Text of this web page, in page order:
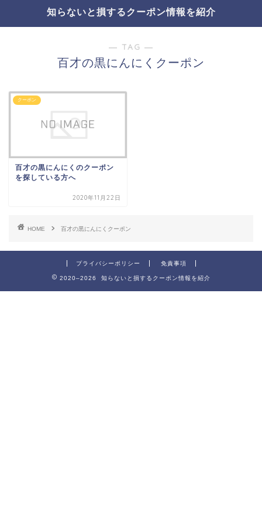
知らないと損するクーポン情報を紹介
― TAG ―
百才の黒にんにくクーポン
クーポン
百才の黒にんにくのクーポン
を探している方へ
2020年11月22日
HOME 百才の黒にんにくクーポン
プライバシーポリシー 免責事項
2020–2026 知らないと損するクーポン情報を紹介